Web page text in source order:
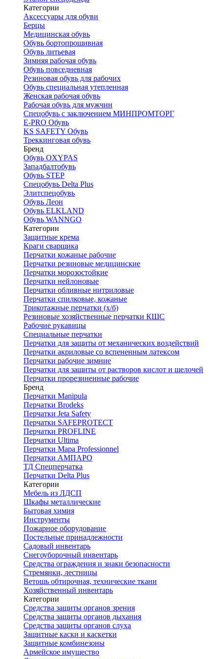
Категории
Аксессуары для обуви
Берцы
Медицинская обувь
Обувь бортопрошивная
Обувь литьевая
Зимняя рабочая обувь
Обувь повседневная
Резиновая обувь для рабочих
Обувь специальная утепленная
Женская рабочая обувь
Рабочая обувь для мужчин
Спецобувь с заключением МИНПРОМТОРГ
E-PRO Обувь
KS SAFETY Обувь
Треккинговая обувь
Бренд
Обувь OXYPAS
Западбалтобувь
Обувь STEP
Спецобувь Delta Plus
Элитспецобувь
Обувь Леон
Обувь ELKLAND
Обувь WANNGO
Категории
Защитные крема
Краги сварщика
Перчатки кожаные рабочие
Перчатки резиновые медицинские
Перчатки морозостойкие
Перчатки нейлоновые
Перчатки обливные нитриловые
Перчатки спилковые, кожаные
Трикотажные перчатки (х/б)
Резиновые хозяйственные перчатки КЩС
Рабочие рукавицы
Специальные перчатки
Перчатки для защиты от механических воздействий
Перчатки акриловые со вспененным латексом
Перчатки рабочие зимние
Перчатки для защиты от растворов кислот и щелочей
Перчатки прорезиненные рабочие
Бренд
Перчатки Manipula
Перчатки Brodeks
Перчатки Jeta Safety
Перчатки SAFEPROTECT
Перчатки PROFLINE
Перчатки Ultima
Перчатки Мара Professionnel
Перчатки АМПАРО
ТД Спецперчатка
Перчатки Delta Plus
Категории
Мебель из ЛДСП
Шкафы металлические
Бытовая химия
Инструменты
Пожарное оборудование
Постельные принадлежности
Садовый инвентарь
Снегоуборочный инвентарь
Средства ограждения и знаки безопасности
Стремянки, лестницы
Ветошь обтирочная, технические ткани
Хозяйственный инвентарь
Категории
Средства защиты органов зрения
Средства защиты органов дыхания
Средства защиты органов слуха
Защитные каски и каскетки
Защитные комбинезоны
Армейское имущество